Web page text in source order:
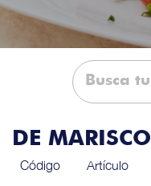
DE MARISCO
Código Artículo